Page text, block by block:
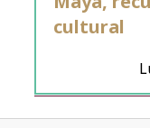
cultural